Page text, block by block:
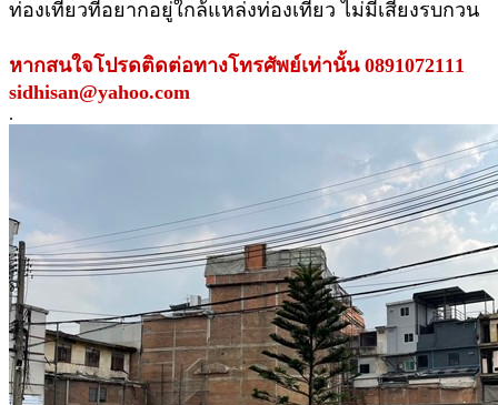
ท่องเที่ยวที่อยากอยู่ใกล้แหล่งท่องเที่ยว ไม่มีเสียงรบกวน
หากสนใจโปรดติดต่อทางโทรศัพย์เท่านั้น 0891072111
sidhisan@yahoo.com
.